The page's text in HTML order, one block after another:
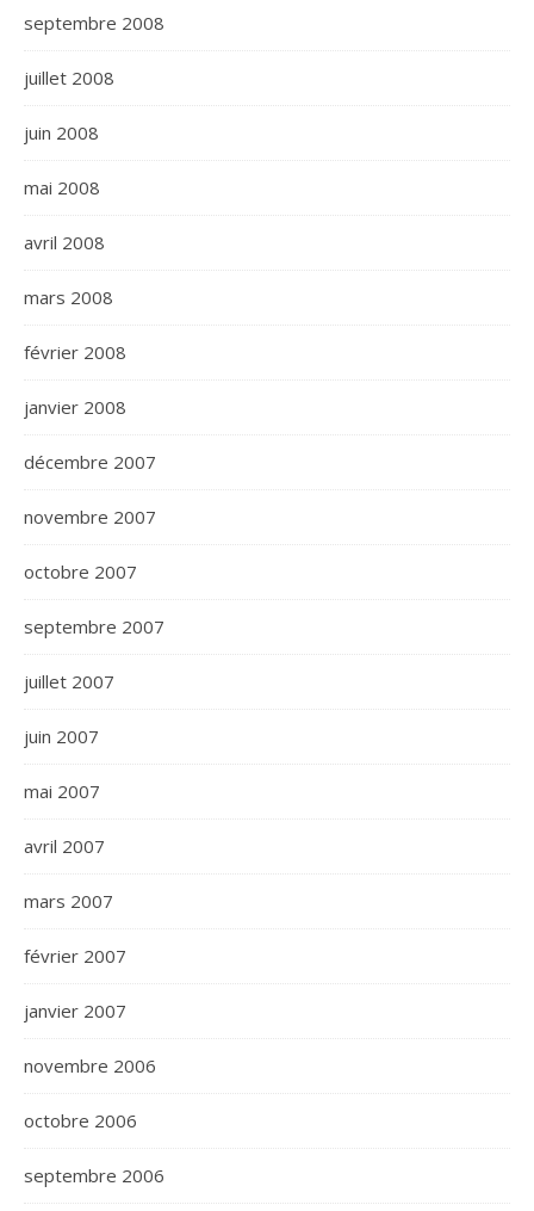
septembre 2008
juillet 2008
juin 2008
mai 2008
avril 2008
mars 2008
février 2008
janvier 2008
décembre 2007
novembre 2007
octobre 2007
septembre 2007
juillet 2007
juin 2007
mai 2007
avril 2007
mars 2007
février 2007
janvier 2007
novembre 2006
octobre 2006
septembre 2006